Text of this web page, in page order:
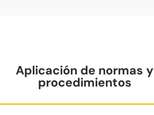
Aplicación de normas y
procedimientos